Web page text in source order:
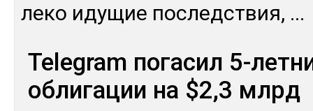
леко иду­щие пос­ледс­твия, ...
Telegram погасил 5-
облигации на $2,3 млрд